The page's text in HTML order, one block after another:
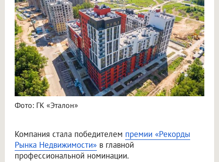
Фото: ГК «Эталон»
Компания стала победителем премии «Рекорды
Рынка Недвижимости» в главной
профессиональной номинации.